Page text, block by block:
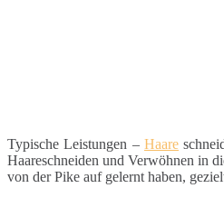
Typische Leistungen – Haare
Haareschneiden und Verwöhnen in
von der Pike auf gelernt haben,